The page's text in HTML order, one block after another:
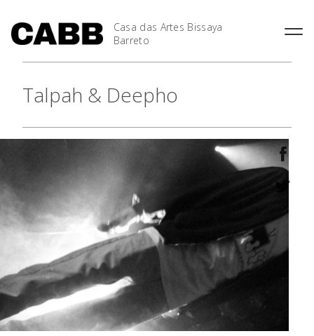
Casa das Artes Bissaya
Barreto
As Casas
Agenda
Exposições
Talpah & Deepho